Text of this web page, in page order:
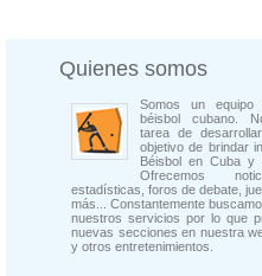
Quienes somos
Somos un equipo
béisbol cubano.
tarea de
objetivo de brindar
Béisbol en Cuba y
Ofrecemos
estadísticas, foros de debate,
más... Constantemente
nuestros servicios por lo que
nuevas secciones en nuestra
y otros entretenimientos.